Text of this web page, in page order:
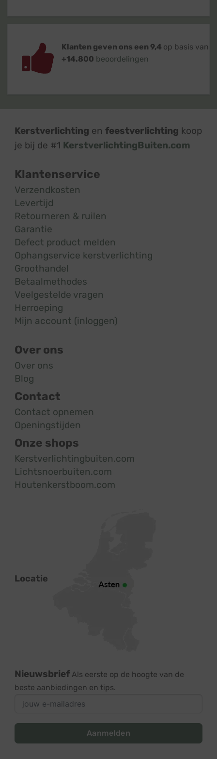
Klanten geven ons een 9,4 op basis van
+14.800 beoordelingen
Kerstverlichting en feestverlichting koop
je bij de #1 KerstverlichtingBuiten.com
Klantenservice
Verzendkosten
Levertijd
Retourneren & ruilen
Garantie
Defect product melden
Ophangservice kerstverlichting
Groothandel
Betaalmethodes
Veelgestelde vragen
Herroeping
Mijn account (inloggen)
Over ons
Over ons
Blog
Contact
Contact opnemen
Openingstijden
Onze shops
Kerstverlichtingbuiten.com
Lichtsnoerbuiten.com
Houtenkerstboom.com
Locatie
Nieuwsbrief Als eerste op de hoogte van de
beste aanbiedingen en tips.
Aanmelden